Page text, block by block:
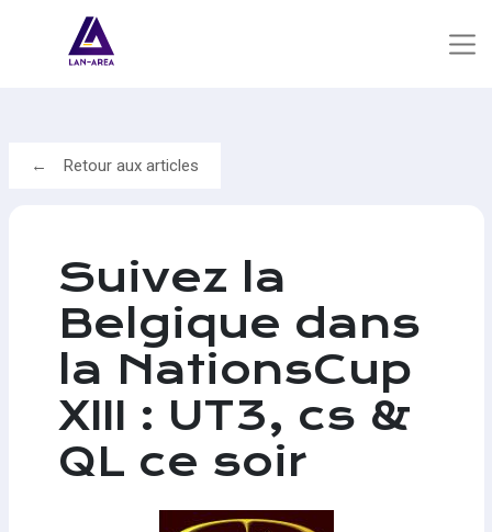
Retour aux articles
Suivez la
Belgique dans
la NationsCup
XIII : UT3, cs &
QL ce soir